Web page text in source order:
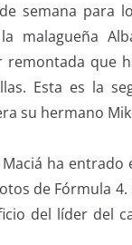
semana para
malagueña
que
Esta es la
su hermano
ha
de Fórmula
del líder del